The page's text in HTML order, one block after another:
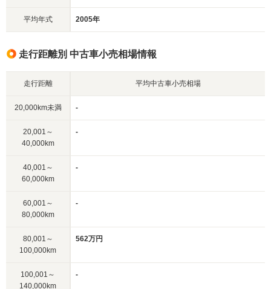
平均年式 2005年
走行距離別 中古車小売相場情報
走行距離 平均中古車小売相場
20,000km未満 -
20,001～
40,000km
-
40,001～
60,000km
-
60,001～
80,000km
-
80,001～
100,000km
562万円
100,001～
140,000km
-